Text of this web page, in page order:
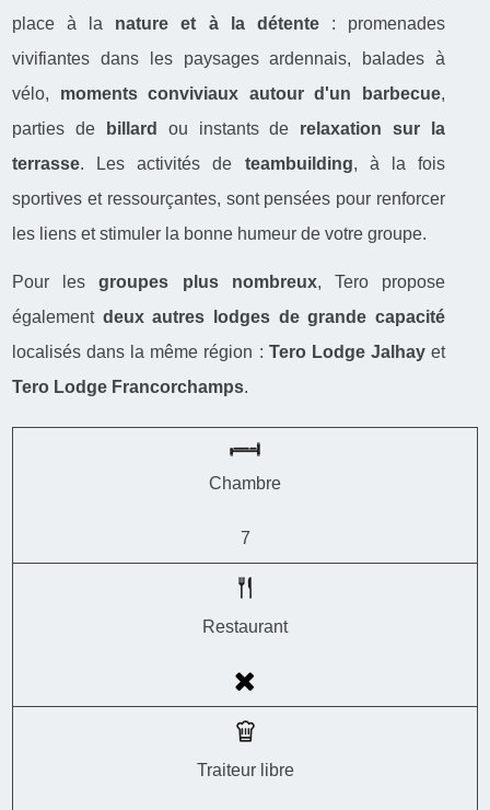
place à la nature et à la détente: promenades
vivifiantes dans les paysages ardennais, balades à
vélo, moments conviviaux autour d'un barbecue,
parties de
billard ou instants de relaxation sur la
terrasse. Les activités de teambuilding, à la fois
sportives et ressourçantes, sont pensées pour renforcer
les liens et stimuler la bonne humeur de votre groupe.
Pour lesgroupes plus nombreux, Tero propose
également deux autres lodges de grande capacité
localisés dans la même région : Tero Lodge Jalhayet
Tero Lodge Francorchamps.
Chambre
7
Restaurant
Traiteur libre